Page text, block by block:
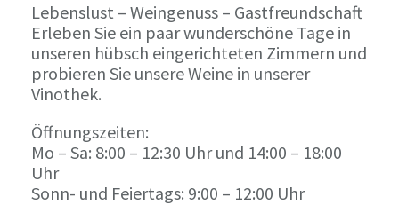
Lebenslust – Weingenuss – Gastfreundschaft
Erleben Sie ein paar wunderschöne Tage in
unseren hübsch eingerichteten Zimmern und
probieren Sie unsere Weine in unserer
Vinothek.
Öffnungszeiten:
Mo – Sa: 8:00 – 12:30 Uhr und 14:00 – 18:00
Uhr
Sonn- und Feiertags: 9:00 – 12:00 Uhr